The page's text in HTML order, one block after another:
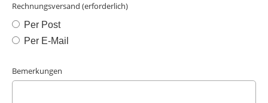
Rechnungsversand (erforderlich)
Per Post
Per E-Mail
Bemerkungen